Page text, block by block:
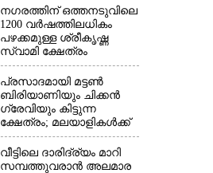
നഗരത്തിന് ഒത്തനടുവിലെ
1200 വർഷത്തിലധികം
പഴക്കമുള്ള ശ്രീകൃഷ്ണ
സ്വാമി ക്ഷേത്രം
പ്രസാദമായി മട്ടൺ
ബിരിയാണിയും ചിക്കൻ
ഗ്രേവിയും കിട്ടുന്ന
ക്ഷേത്രം; മലയാളികൾക്ക്
ഒറ്റദിവസം കൊണ്ട് ഇവിടെ
പോയിവരാം
വീട്ടിലെ ദാരിദ്ര്യം മാറി
സമ്പത്തുവരാൻ അലമാര